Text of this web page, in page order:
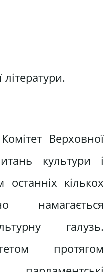
Верховної
культури і
останніх кількох
намагається
галузь.
протягом